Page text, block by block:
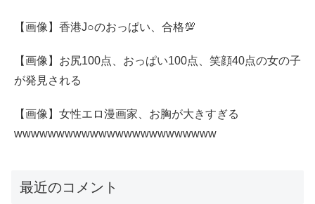
【画像】香港J○のおっぱい、合格💯
【画像】お尻100点、おっぱい100点、笑顔40点の女の子
が発見される
【画像】女性エロ漫画家、お胸が大きすぎる
wwwwwwwwwwwwwwwwwwwwwwww
最近のコメント